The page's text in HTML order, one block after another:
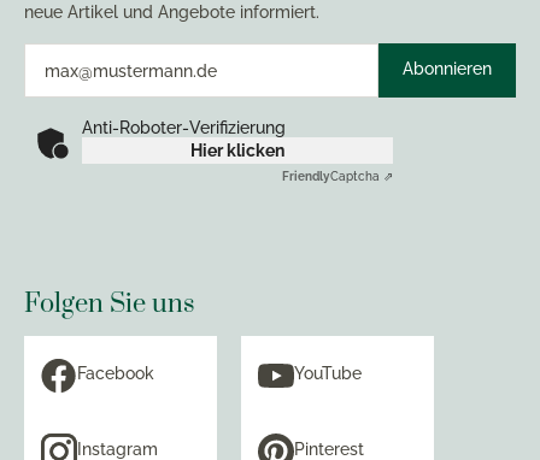
neue Artikel und Angebote informiert.
Abonnieren
Anti-Roboter-Verifizierung
Hier klicken
FriendlyCaptcha ⇗
Folgen Sie uns
Facebook YouTube
Instagram Pinterest